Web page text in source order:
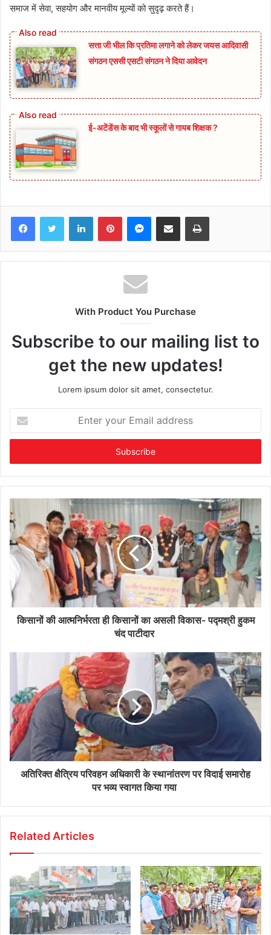
समाज में सेवा, सहयोग और मानवीय मूल्यों को सुदृढ़ करते हैं।
सत्ता जी भील कि प्रतिमा लगाने को लेकर जयस आदिवासी
संगठन एससी एसटी संगठन ने दिया आवेदन
ई-अटेंडेंस के बाद भी स्कूलों से गायब शिक्षक ?
FacebookTwitter LinkedInPinterestMessenger
Share via Email Print
With Product You Purchase
Subscribe to our mailing list to
get the new updates!
Lorem ipsum dolor sit amet, consectetur.
your
Email
किसानों की आत्मनिर्भरता ही किसानों का असली विकास- पद्मश्री हुकम
चंद पाटीदार
अतिरिक्त क्षैत्रिय परिवहन अधिकारी के स्थानांतरण पर विदाई समारोह
पर भव्य स्वागत किया गया
Related Articles